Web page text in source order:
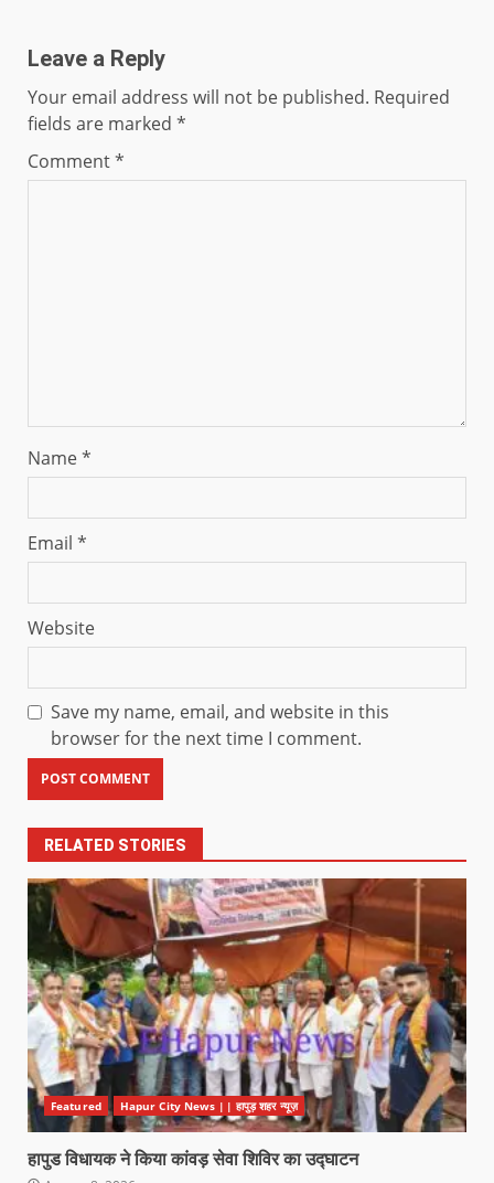
Leave a Reply
Your email address will not be published. Required
fields are marked *
Comment*
Name*
Email *
Website
Save my name, email, and website in this
browser for the next time I comment.
RELATED STORIES
Featured Hapur City News || हापुड़ शहर न्यूज़
हापुड विधायक ने किया कांवड़ सेवा शिविर का उद्घाटन